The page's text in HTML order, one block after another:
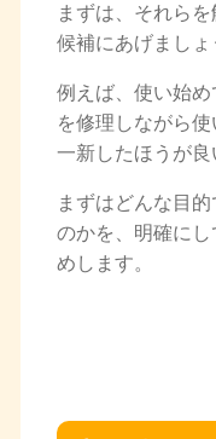
まずは、それら
候補にあげましょ
例えば、使い始
を修理しながら
一新したほうが良
まずはどんな目
のかを、明確に
めします。